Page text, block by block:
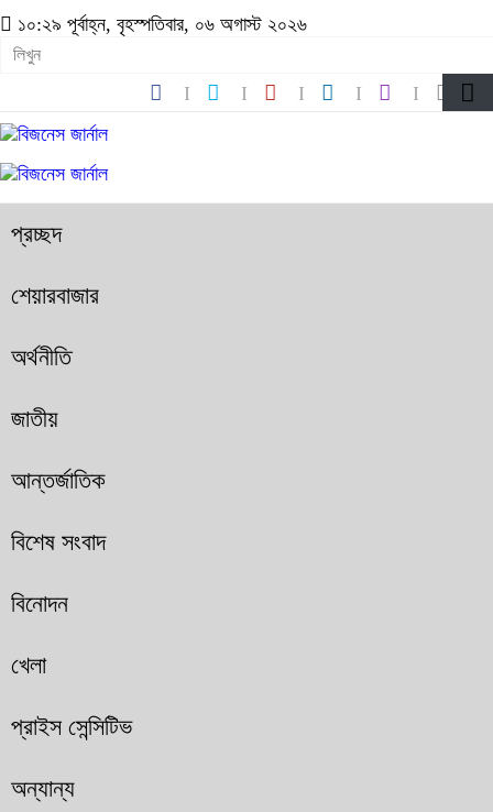
১০:২৯ পূর্বাহ্ন, বৃহস্পতিবার, ০৬ অগাস্ট ২০২৬
প্রচ্ছদ
শেয়ারবাজার
অর্থনীতি
জাতীয়
আন্তর্জাতিক
বিশেষ সংবাদ
বিনোদন
খেলা
প্রাইস সেন্সিটিভ
অন্যান্য